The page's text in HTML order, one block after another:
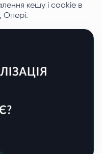
кешу і cookie в
Опері.